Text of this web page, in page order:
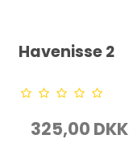
Havenisse 2
325,00 DKK